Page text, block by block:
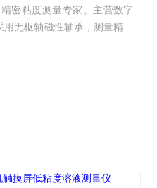
密粘度测量专家。主营数字
无枢轴磁性轴承，测量精准